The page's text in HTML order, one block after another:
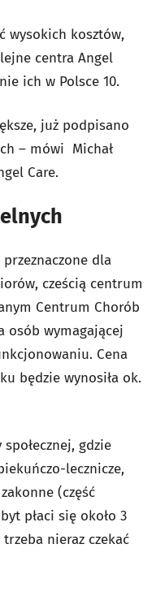
wysokich kosztów,
centra Angel
ich w Polsce 10.
już podpisano
– mówi Michał
Care.
dla
cześcią centrum
Centrum Chorób
osób wymagającej
Cena
będzie wynosiła ok.
gdzie
lecznicze,
(część
płaci się około 3
nieraz czekać